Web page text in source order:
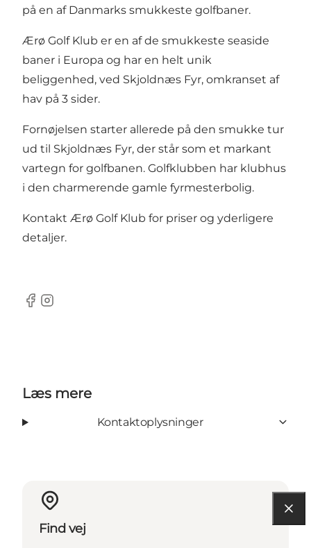
på en af Danmarks smukkeste golfbaner.
Ærø Golf Klub er en af de smukkeste seaside
baner i Europa og har en helt unik
beliggenhed, ved Skjoldnæs Fyr, omkranset af
hav på 3 sider.
Fornøjelsen starter allerede på den smukke tur
ud til Skjoldnæs Fyr, der står som et markant
vartegn for golfbanen. Golfklubben har klubhus
i den charmerende gamle fyrmesterbolig.
Kontakt Ærø Golf Klub for priser og yderligere
detaljer.
Facebook
Instagram
Læs mere
Kontaktoplysninger
Find vej